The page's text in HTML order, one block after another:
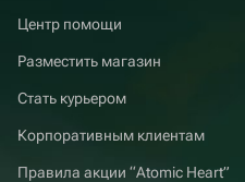
Центр помощи
Разместить магазин
Стать курьером
Корпоративным клиентам
Правила акции “Atomic Heart”